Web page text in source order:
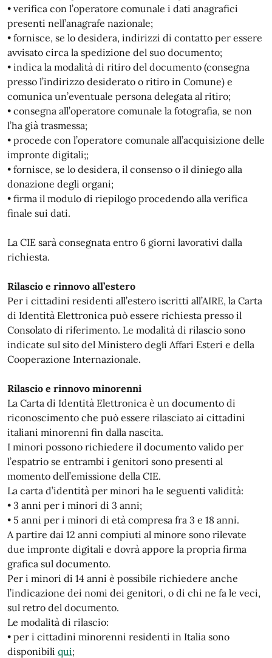
• verifica con l’operatore comunale i dati anagrafici
presenti nell’anagrafe nazionale;
• fornisce, se lo desidera, indirizzi di contatto per essere
avvisato circa la spedizione del suo documento;
• indica la modalità di ritiro del documento (consegna
presso l’indirizzo desiderato o ritiro in Comune) e
comunica un’eventuale persona delegata al ritiro;
• consegna all’operatore comunale la fotografia, se non
l’ha già trasmessa;
• procede con l’operatore comunale all’acquisizione delle
impronte digitali;;
• fornisce, se lo desidera, il consenso o il diniego alla
donazione degli organi;
• firma il modulo di riepilogo procedendo alla verifica
finale sui dati.
La CIE sarà consegnata entro 6 giorni lavorativi dalla
richiesta.
Rilascio e rinnovo all’estero
Per i cittadini residenti all’estero iscritti all’AIRE, la Carta
di Identità Elettronica può essere richiesta presso il
Consolato di riferimento. Le modalità di rilascio sono
indicate sul sito del Ministero degli Affari Esteri e della
Cooperazione Internazionale.
Rilascio e rinnovo minorenni
La Carta di Identità Elettronica è un documento di
riconoscimento che può essere rilasciato ai cittadini
italiani minorenni fin dalla nascita.
I minori possono richiedere il documento valido per
l’espatrio se entrambi i genitori sono presenti al
momento dell’emissione della CIE.
La carta d’identità per minori ha le seguenti validità:
• 3 anni per i minori di 3 anni;
• 5 anni per i minori di età compresa fra 3 e 18 anni.
A partire dai 12 anni compiuti al minore sono rilevate
due impronte digitali e dovrà appore la propria firma
grafica sul documento.
Per i minori di 14 anni è possibile richiedere anche
l’indicazione dei nomi dei genitori, o di chi ne fa le veci,
sul retro del documento.
Le modalità di rilascio:
• per i cittadini minorenni residenti in Italia sono
disponibili qui;